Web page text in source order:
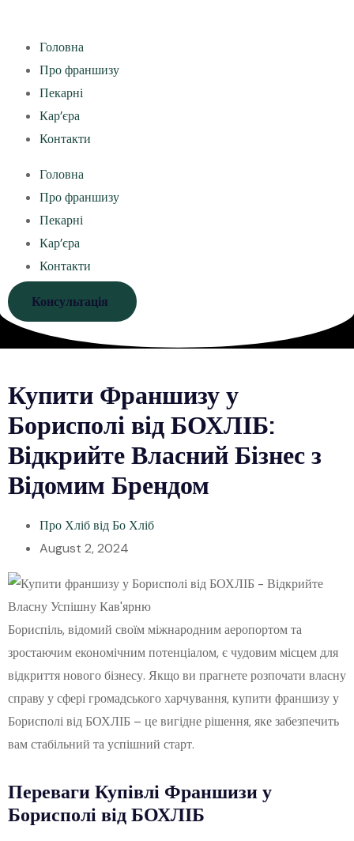
Головна
Про франшизу
Пекарні
Кар’єра
Контакти
Головна
Про франшизу
Пекарні
Кар’єра
Контакти
Консультація
Купити Франшизу у
Борисполі від БОХЛІБ:
Відкрийте Власний Бізнес з
Відомим Брендом
Про Хліб від Бо Хліб
August 2, 2024
Бориспіль, відомий своїм міжнародним аеропортом та
зростаючим економічним потенціалом, є чудовим місцем для
відкриття нового бізнесу. Якщо ви прагнете розпочати власну
справу у сфері громадського харчування, купити франшизу у
Борисполі від БОХЛІБ – це вигідне рішення, яке забезпечить
вам стабільний та успішний старт.
Переваги Купівлі Франшизи у
Борисполі від БОХЛІБ